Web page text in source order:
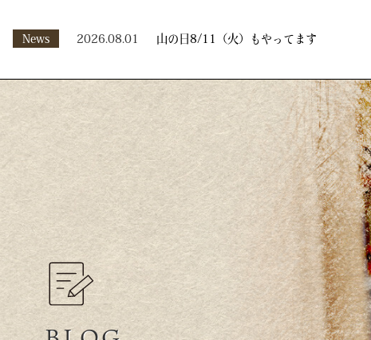
News 2026.08.01 山の日8/11（火）もやってます